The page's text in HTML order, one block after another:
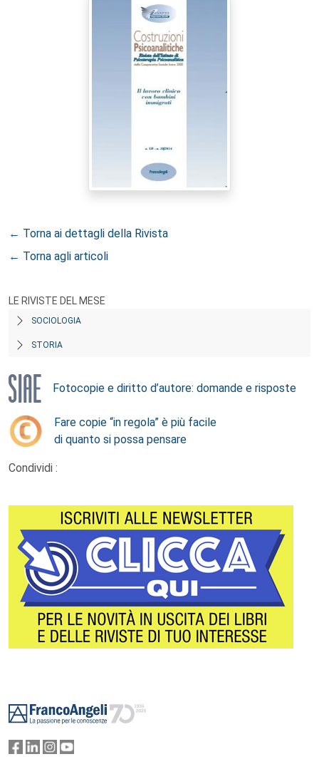
← Torna ai dettagli della Rivista
← Torna agli articoli
LE RIVISTE DEL MESE
SOCIOLOGIA
STORIA
Fotocopie e diritto d’autore: domande e risposte
Fare copie “in regola” è più facile
di quanto si possa pensare
Condividi :